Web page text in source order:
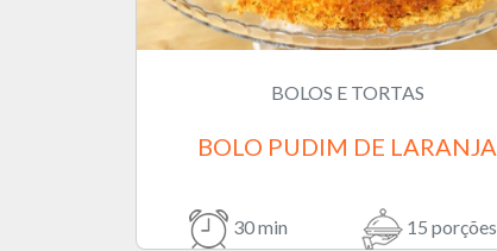
BOLOS E TORTAS
BOLO PUDIM DE LARANJA
30 min 15 porções